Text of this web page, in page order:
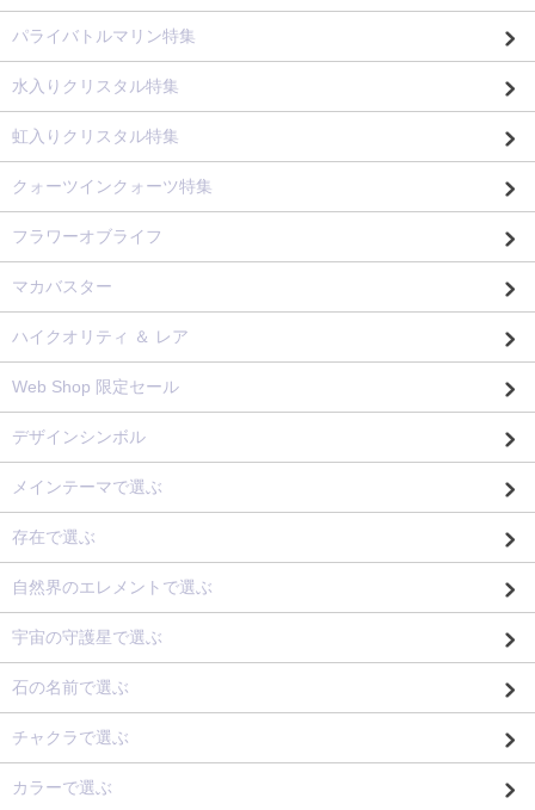
パライバトルマリン特集
水入りクリスタル特集
虹入りクリスタル特集
クォーツインクォーツ特集
フラワーオブライフ
マカバスター
ハイクオリティ ＆ レア
Web Shop 限定セール
デザインシンボル
メインテーマで選ぶ
存在で選ぶ
自然界のエレメントで選ぶ
宇宙の守護星で選ぶ
石の名前で選ぶ
チャクラで選ぶ
カラーで選ぶ